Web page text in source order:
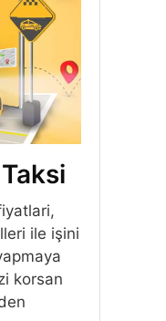
ile işini
korsan